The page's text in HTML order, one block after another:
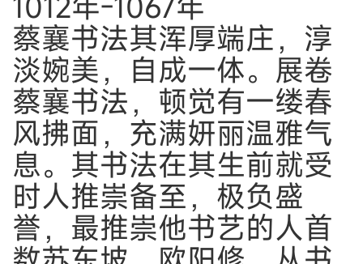
蔡襄书法其浑厚端庄，淳
淡婉美，自成一体。展卷
蔡襄书法，顿觉有一缕春
风拂面，充满妍丽温雅气
息。其书法在其生前就受
时人推崇备至，极负盛
誉，最推崇他书艺的人首